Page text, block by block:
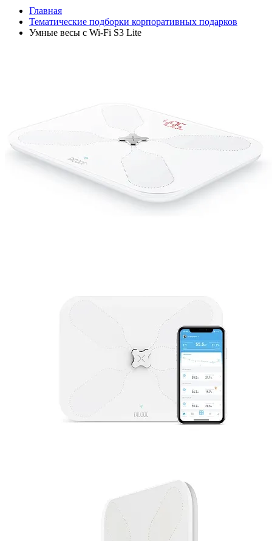
Главная
Тематические подборки корпоративных подарков
Умные весы с Wi-Fi S3 Lite